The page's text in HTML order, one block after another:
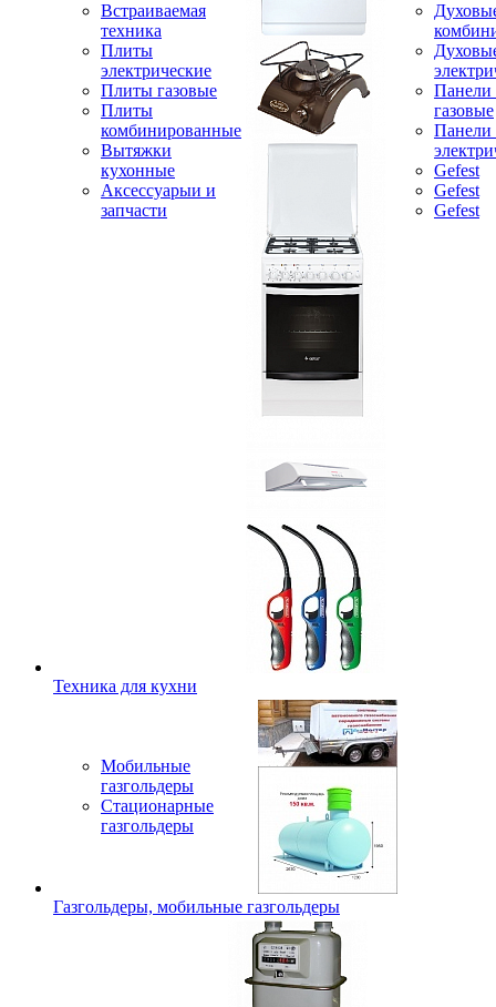
Встраиваемая
техника
Плиты
электрические
Плиты газовые
Плиты
комбинированные
Вытяжки
кухонные
Аксессуарыи и
запчасти
Панели
газовые
Панели
Gefest
Gefest
Gefest
Техника для кухни
Мобильные
газгольдеры
Стационарные
газгольдеры
Газгольдеры, мобильные газгольдеры